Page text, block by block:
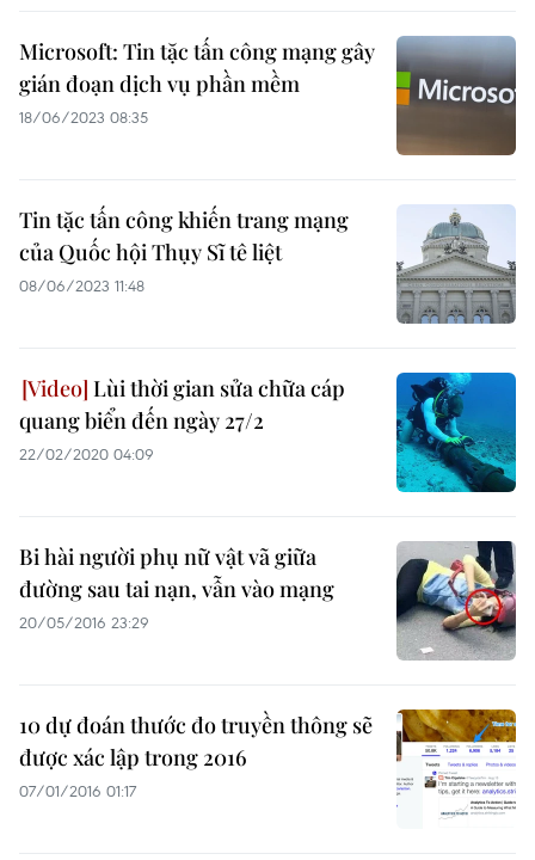
Microsoft: Tin tặc tấn công mạng gây
gián đoạn dịch vụ phần mềm
18/06/2023 08:35
Tin tặc tấn công khiến trang mạng
của Quốc hội Thụy Sĩ tê liệt
08/06/2023 11:48
Lùi thời gian sửa chữa cáp
quang biển đến ngày 27/2
22/02/2020 04:09
Bi hài người phụ nữ vật vã giữa
đường sau tai nạn, vẫn vào mạng
20/05/2016 23:29
10 dự đoán thước đo truyền thông sẽ
được xác lập trong 2016
07/01/2016 01:17